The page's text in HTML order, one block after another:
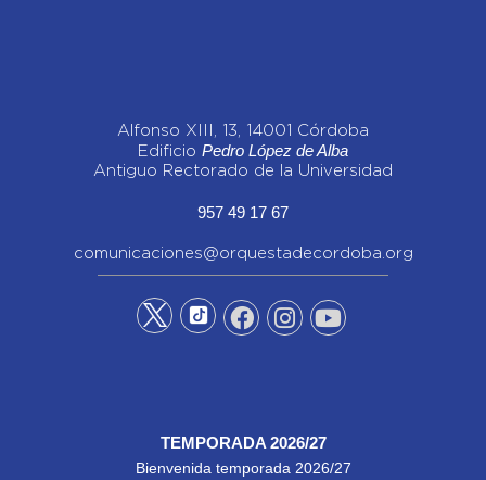
Alfonso XIII, 13, 14001 Córdoba
Edificio Pedro López de Alba
Antiguo Rectorado de la Universidad
957 49 17 67
comunicaciones@orquestadecordoba.org
TEMPORADA 2026/27
Bienvenida temporada 2026/27